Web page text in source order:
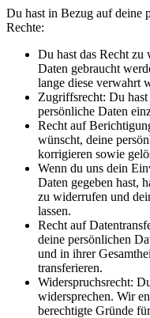
Du hast in Bezug auf deine
Rechte:
Du hast das Recht zu
Daten gebraucht
lange diese verwahrt
Zugriffsrecht: Du hast
persönliche Daten
Recht auf
wünscht, deine
korrigieren sowie
Wenn du uns dein
Daten gegeben hast,
zu widerrufen und
lassen.
Recht auf
deine persönlichen
und in ihrer
transferieren.
Widerspruchsrecht:
widersprechen. Wir
berechtigte Gründe